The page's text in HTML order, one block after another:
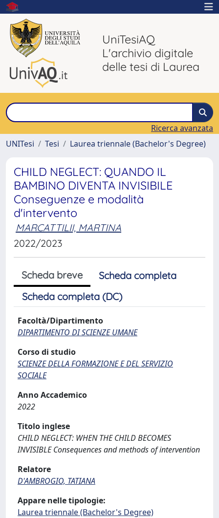
UniTesiAQ
L'archivio digitale
delle tesi di Laurea
Ricerca avanzata
UNITesi
Tesi Laurea triennale (Bachelor's Degree)
CHILD NEGLECT: QUANDO IL
BAMBINO DIVENTA INVISIBILE
Conseguenze e modalità
d'intervento
MARCATTILII, MARTINA
2022/2023
Scheda breve
Scheda completa
Scheda completa (DC)
Facoltà/Dipartimento
DIPARTIMENTO DI SCIENZE UMANE
Corso di studio
SCIENZE DELLA FORMAZIONE E DEL SERVIZIO
SOCIALE
Anno Accademico
2022
Titolo inglese
CHILD NEGLECT: WHEN THE CHILD BECOMES
INVISIBLE Consequences and methods of intervention
Relatore
D'AMBROGIO, TATIANA
Appare nelle tipologie:
Laurea triennale (Bachelor's Degree)